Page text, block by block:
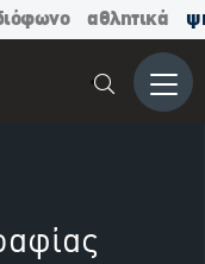
αθλητικά
Μενού